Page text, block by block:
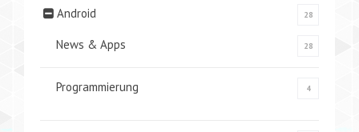
Android 28
News & Apps 28
Programmierung 4